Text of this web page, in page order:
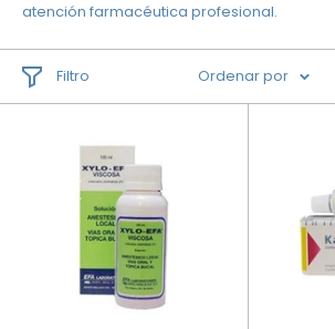
atención farmacéutica profesional.
Filtro Ordenar por